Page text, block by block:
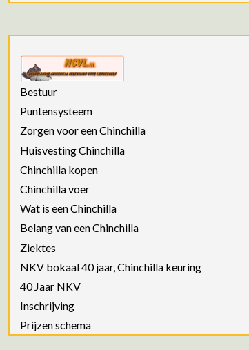
Bestuur
Puntensysteem
Zorgen voor een Chinchilla
Huisvesting Chinchilla
Chinchilla kopen
Chinchilla voer
Wat is een Chinchilla
Belang van een Chinchilla
Ziektes
NKV bokaal 40 jaar, Chinchilla keuring
40 Jaar NKV
Inschrijving
Prijzen schema